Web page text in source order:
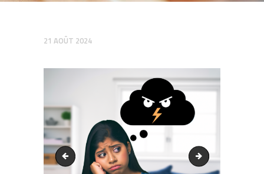
21 AOÛT 2024
output1.png output1.png